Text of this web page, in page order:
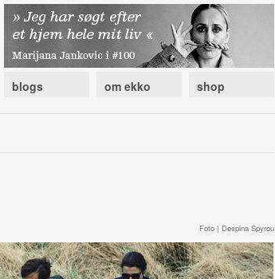
blogs om ekko shop
Foto | Despina Spyrou